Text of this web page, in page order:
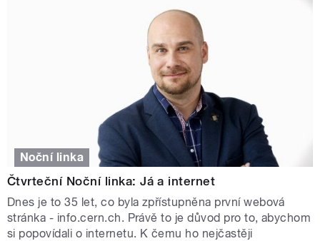
Noční linka
Čtvrteční Noční linka: Já a internet
Dnes je to 35 let, co byla zpřístupněna první webová
stránka - info.cern.ch. Právě to je důvod pro to, abychom
si popovídali o internetu. K čemu ho nejčastěji